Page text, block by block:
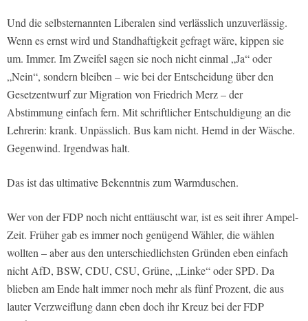
Und die selbsternannten Liberalen sind verlässlich unzuverlässig.
Wenn es ernst wird und Standhaftigkeit gefragt wäre, kippen sie
um. Immer. Im Zweifel sagen sie noch nicht einmal „Ja“ oder
„Nein“, sondern bleiben – wie bei der Entscheidung über den
Gesetzentwurf zur Migration von Friedrich Merz – der
Abstimmung einfach fern. Mit schriftlicher Entschuldigung an die
Lehrerin: krank. Unpässlich. Bus kam nicht. Hemd in der Wäsche.
Gegenwind. Irgendwas halt.
Das ist das ultimative Bekenntnis zum Warmduschen.
Wer von der FDP noch nicht enttäuscht war, ist es seit ihrer Ampel-
Zeit. Früher gab es immer noch genügend Wähler, die wählen
wollten – aber aus den unterschiedlichsten Gründen eben einfach
nicht AfD, BSW, CDU, CSU, Grüne, „Linke“ oder SPD. Da
blieben am Ende halt immer noch mehr als fünf Prozent, die aus
lauter Verzweiflung dann eben doch ihr Kreuz bei der FDP